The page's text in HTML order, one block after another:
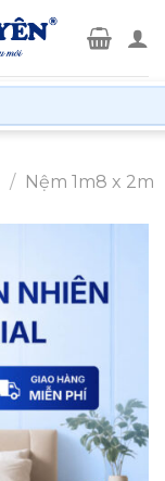
/ Nệm 1m8 x 2m